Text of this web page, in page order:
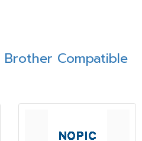
Brother Compatible